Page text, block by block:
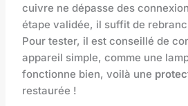
cuivre ne dépasse des
étape validée, il suffit de
Pour tester, il est conseillé de
appareil simple, comme une
fonctionne bien, voilà une
restaurée !